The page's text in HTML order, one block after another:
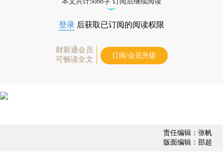
登录 后获取已订阅的阅读权限
财新通会员
可畅读全文
订阅/会员升级
责任编辑：张帆
版面编辑：邵超